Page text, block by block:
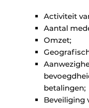
Activiteit
Aantal
Omzet;
betalingen;
Beveiliging